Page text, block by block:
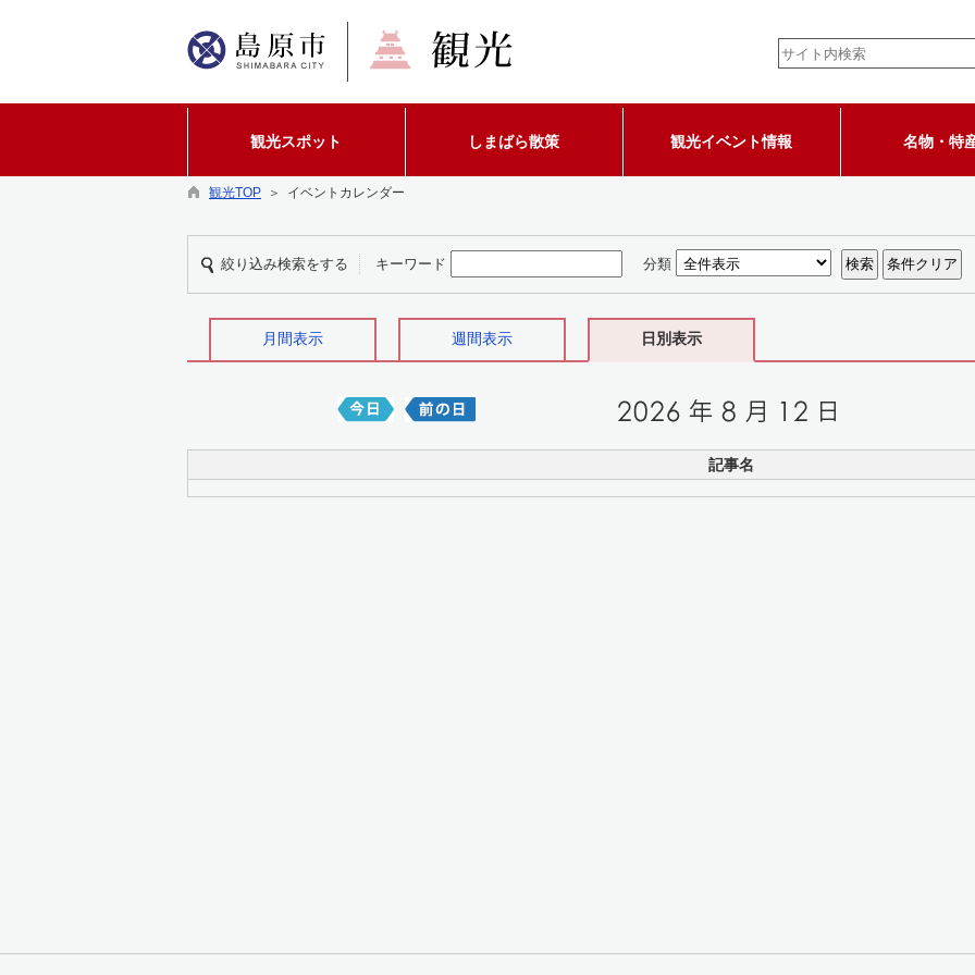
観光スポット しまばら散策 観光イベント情報 名物・特
観光TOP ＞ イベントカレンダー
絞り込み検索をする キーワード 分類
月間表示 週間表示 日別表示
記事名